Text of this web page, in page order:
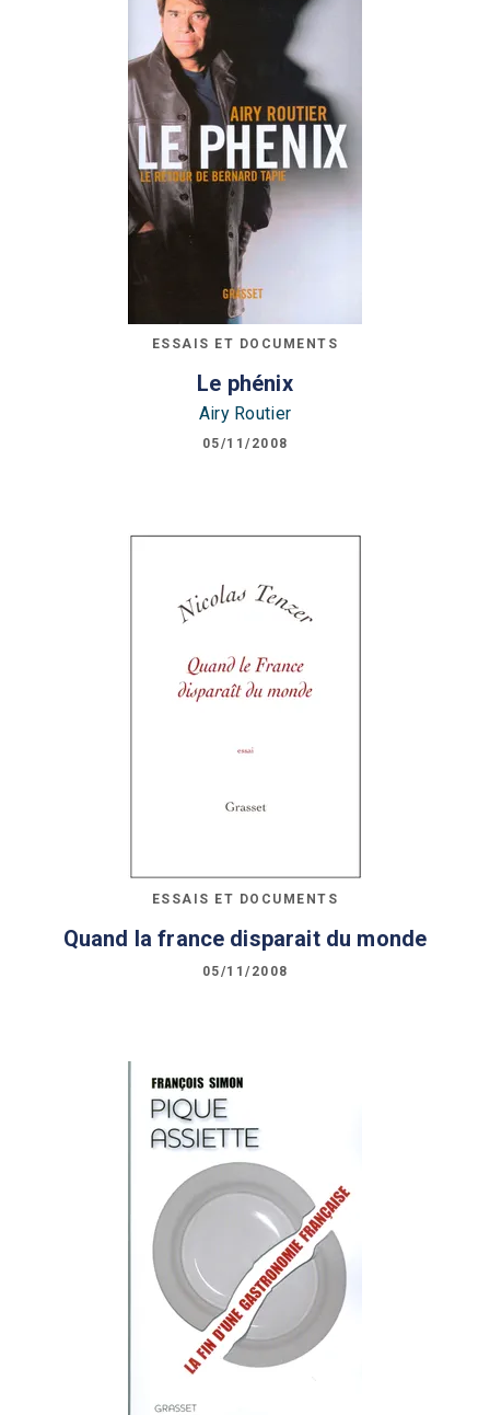
ESSAIS ET DOCUMENTS
Le phénix
Airy Routier
05/11/2008
ESSAIS ET DOCUMENTS
Quand la france disparait du monde
05/11/2008